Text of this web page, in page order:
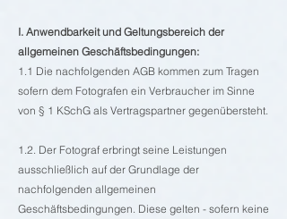
I. Anwendbarkeit und Geltungsbereich der
allgemeinen Geschäftsbedingungen:
1.1 Die nachfolgenden AGB kommen zum Tragen
sofern dem Fotografen ein Verbraucher im Sinne
von § 1 KSchG als Vertragspartner gegenübersteht.
1.2. Der Fotograf erbringt seine Leistungen
ausschließlich auf der Grundlage der
nachfolgenden allgemeinen
Geschäftsbedingungen. Diese gelten - sofern keine